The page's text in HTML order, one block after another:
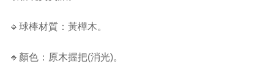
🔹 球棒材質：黃樺木。
🔹顏色 ：原木握把(消光)。